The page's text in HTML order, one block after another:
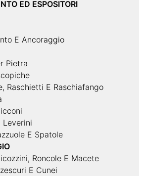
ED ESPOSITORI
E Ancoraggio
Pietra
Raschietti E Raschiafango
Leverini
E Spatole
Roncole E Macete
E Cunei